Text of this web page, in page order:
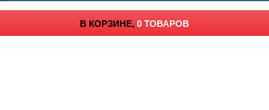
В КОРЗИНЕ, 0 ТОВАРОВ